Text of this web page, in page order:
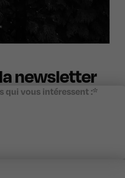
newsletter
qui vous intéressent :*